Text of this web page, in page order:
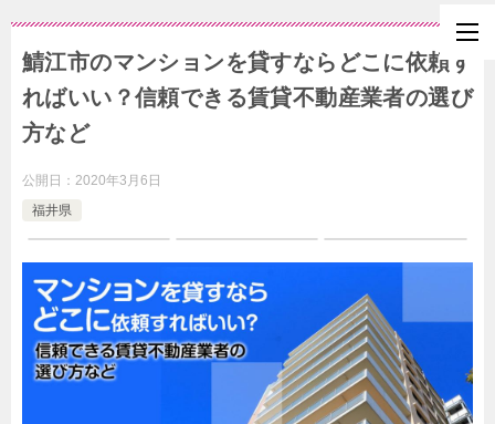
鯖江市のマンションを貸すならどこに依頼す
ればいい？信頼できる賃貸不動産業者の選び
方など
公開日： 2020年3月6日
福井県